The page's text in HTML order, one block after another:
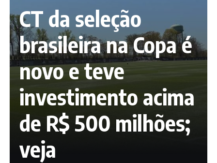
CT da seleção
brasileira na Copa é
novo e teve
investimento acima
de R$ 500 milhões;
veja